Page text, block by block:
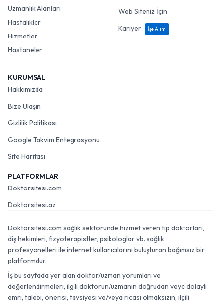
Uzmanlık Alanları
Hastalıklar
Hizmetler
Hastaneler
Web Siteniz İçin
Kariyer
İşe Alım
KURUMSAL
Hakkımızda
Bize Ulaşın
Gizlilik Politikası
Google Takvim Entegrasyonu
Site Haritası
PLATFORMLAR
Doktorsitesi.com
Doktorsitesi.az
Doktorsitesi.com sağlık sektöründe hizmet veren tıp doktorları,
diş hekimleri, fizyoterapistler, psikologlar vb. sağlık
profesyonelleri ile internet kullanıcılarını buluşturan bağımsız bir
platformdur.
İş bu sayfada yer alan doktor/uzman yorumları ve
değerlendirmeleri, ilgili doktorun/uzmanın doğrudan veya dolaylı
emri, talebi, önerisi, tavsiyesi ve/veya ricası olmaksızın, ilgili